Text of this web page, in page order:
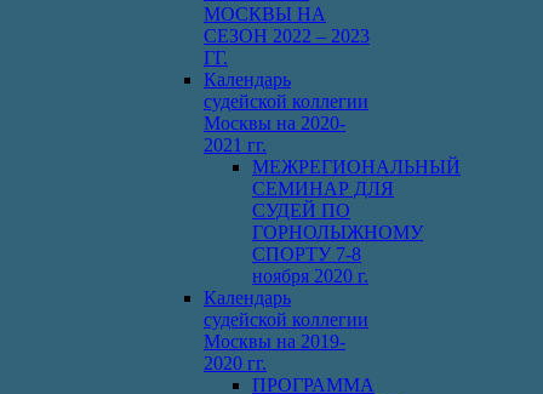
МОСКВЫ НА
СЕЗОН 2022 – 2023
ГГ.
Календарь
судейской коллегии
Москвы на 2020-
2021 гг.
МЕЖРЕГИОНАЛЬНЫЙ
СЕМИНАР ДЛЯ
СУДЕЙ ПО
ГОРНОЛЫЖНОМУ
СПОРТУ 7-8
ноября 2020 г.
Календарь
судейской коллегии
Москвы на 2019-
2020 гг.
ПРОГРАММА